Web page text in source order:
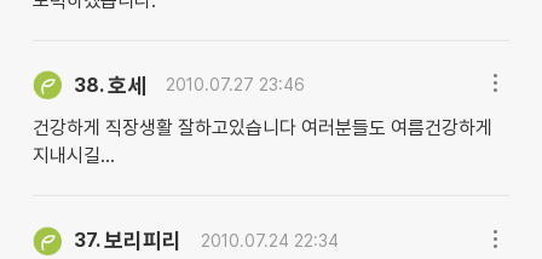
38.호세 2010.07.27 23:46
건강하게 직장생활 잘하고있습니다 여러분들도 여름건강하게
지내시길...
37.보리피리 2010.07.24 22:34